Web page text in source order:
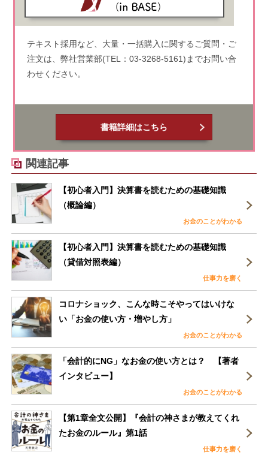
テキスト採用など、大量・一括購入に関するご質問・ご
注文は、弊社営業部(TEL：03-3268-5161)までお問い合
わせください。
書籍詳細はこちら
関連記事
【初心者入門】決算書を読むための基礎知識
（概論編）
お金のことがわかる
【初心者入門】決算書を読むための基礎知識
（貸借対照表編）
仕事力を磨く
コロナショック、こんな時こそやってはいけな
い「お金の使い方・増やし方」
お金のことがわかる
「会計的にNG」なお金の使い方とは？ 【著者
インタビュー】
お金のことがわかる
【第1章全文公開】『会計の神さまが教えてくれ
たお金のルール』第1話
仕事力を磨く